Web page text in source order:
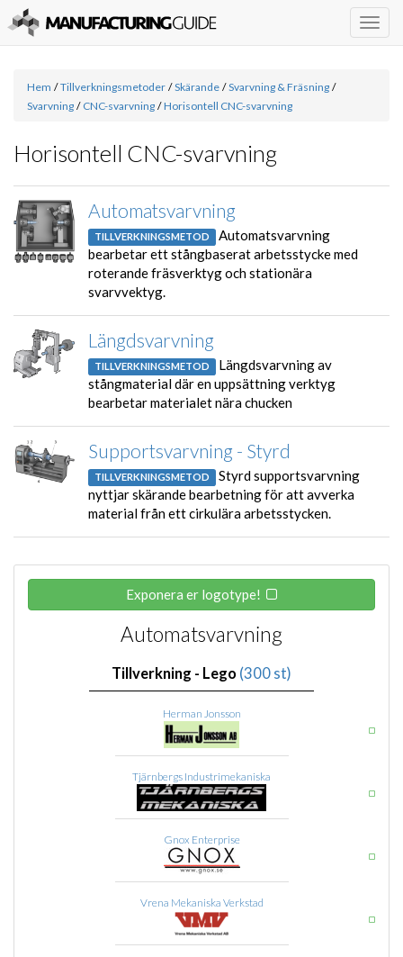
Hem / Tillverkningsmetoder / Skärande / Svarvning & Fräsning /
Svarvning / CNC-svarvning / Horisontell CNC-svarvning
Horisontell CNC-svarvning
Automatsvarvning
TILLVERKNINGSMETOD Automatsvarvning
bearbetar ett stångbaserat arbetsstycke med
roterande fräsverktyg och stationära
svarvvektyg.
Längdsvarvning
TILLVERKNINGSMETOD Längdsvarvning av
stångmaterial där en uppsättning verktyg
bearbetar materialet nära chucken
Supportsvarvning - Styrd
TILLVERKNINGSMETOD Styrd supportsvarvning
nyttjar skärande bearbetning för att avverka
material från ett cirkulära arbetsstycken.
Exponera er logotype!
Automatsvarvning
Tillverkning - Lego (300 st)
Herman Jonsson
Tjärnbergs Industrimekaniska
Gnox Enterprise
Vrena Mekaniska Verkstad